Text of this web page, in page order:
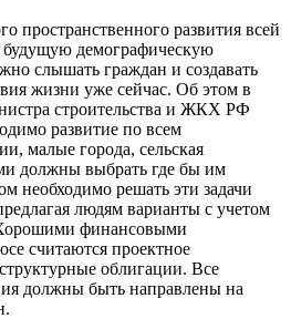
пространственного развития всей
демографическую
слышать граждан и создавать
жизни уже сейчас. Об этом в
строительства и ЖКХ РФ
развитие по всем
малые города, сельская
должны выбрать где бы им
необходимо решать эти задачи
людям варианты с учетом
финансовыми
считаются проектное
облигации. Все
должны быть направлены на